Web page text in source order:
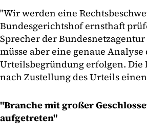
"Wir werden eine
Bundesgerichtshof ernsthaft
Sprecher der
müsse aber eine genaue Analyse
Urteilsbegründung erfolgen. Die
nach Zustellung des Urteils
"Branche mit großer
aufgetreten"